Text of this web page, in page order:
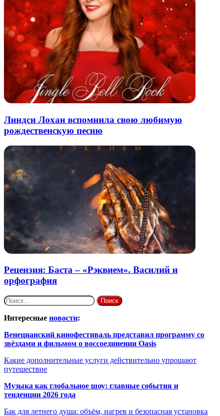
Линдси Лохан вспомнила свою любимую
рождественскую песню
Рецензия: Баста – «Рэквием». Василий и
орфография
Найти:
Интересные новости:
Венецианский кинофестиваль представил программу со
звёздами и фильмом о воссоединении Oasis
Какие дополнительные услуги действительно упрощают
путешествие
Музыка как глобальное шоу: главные события и
тенденции 2026 года
Бак для летнего душа: объём, нагрев и безопасная установка